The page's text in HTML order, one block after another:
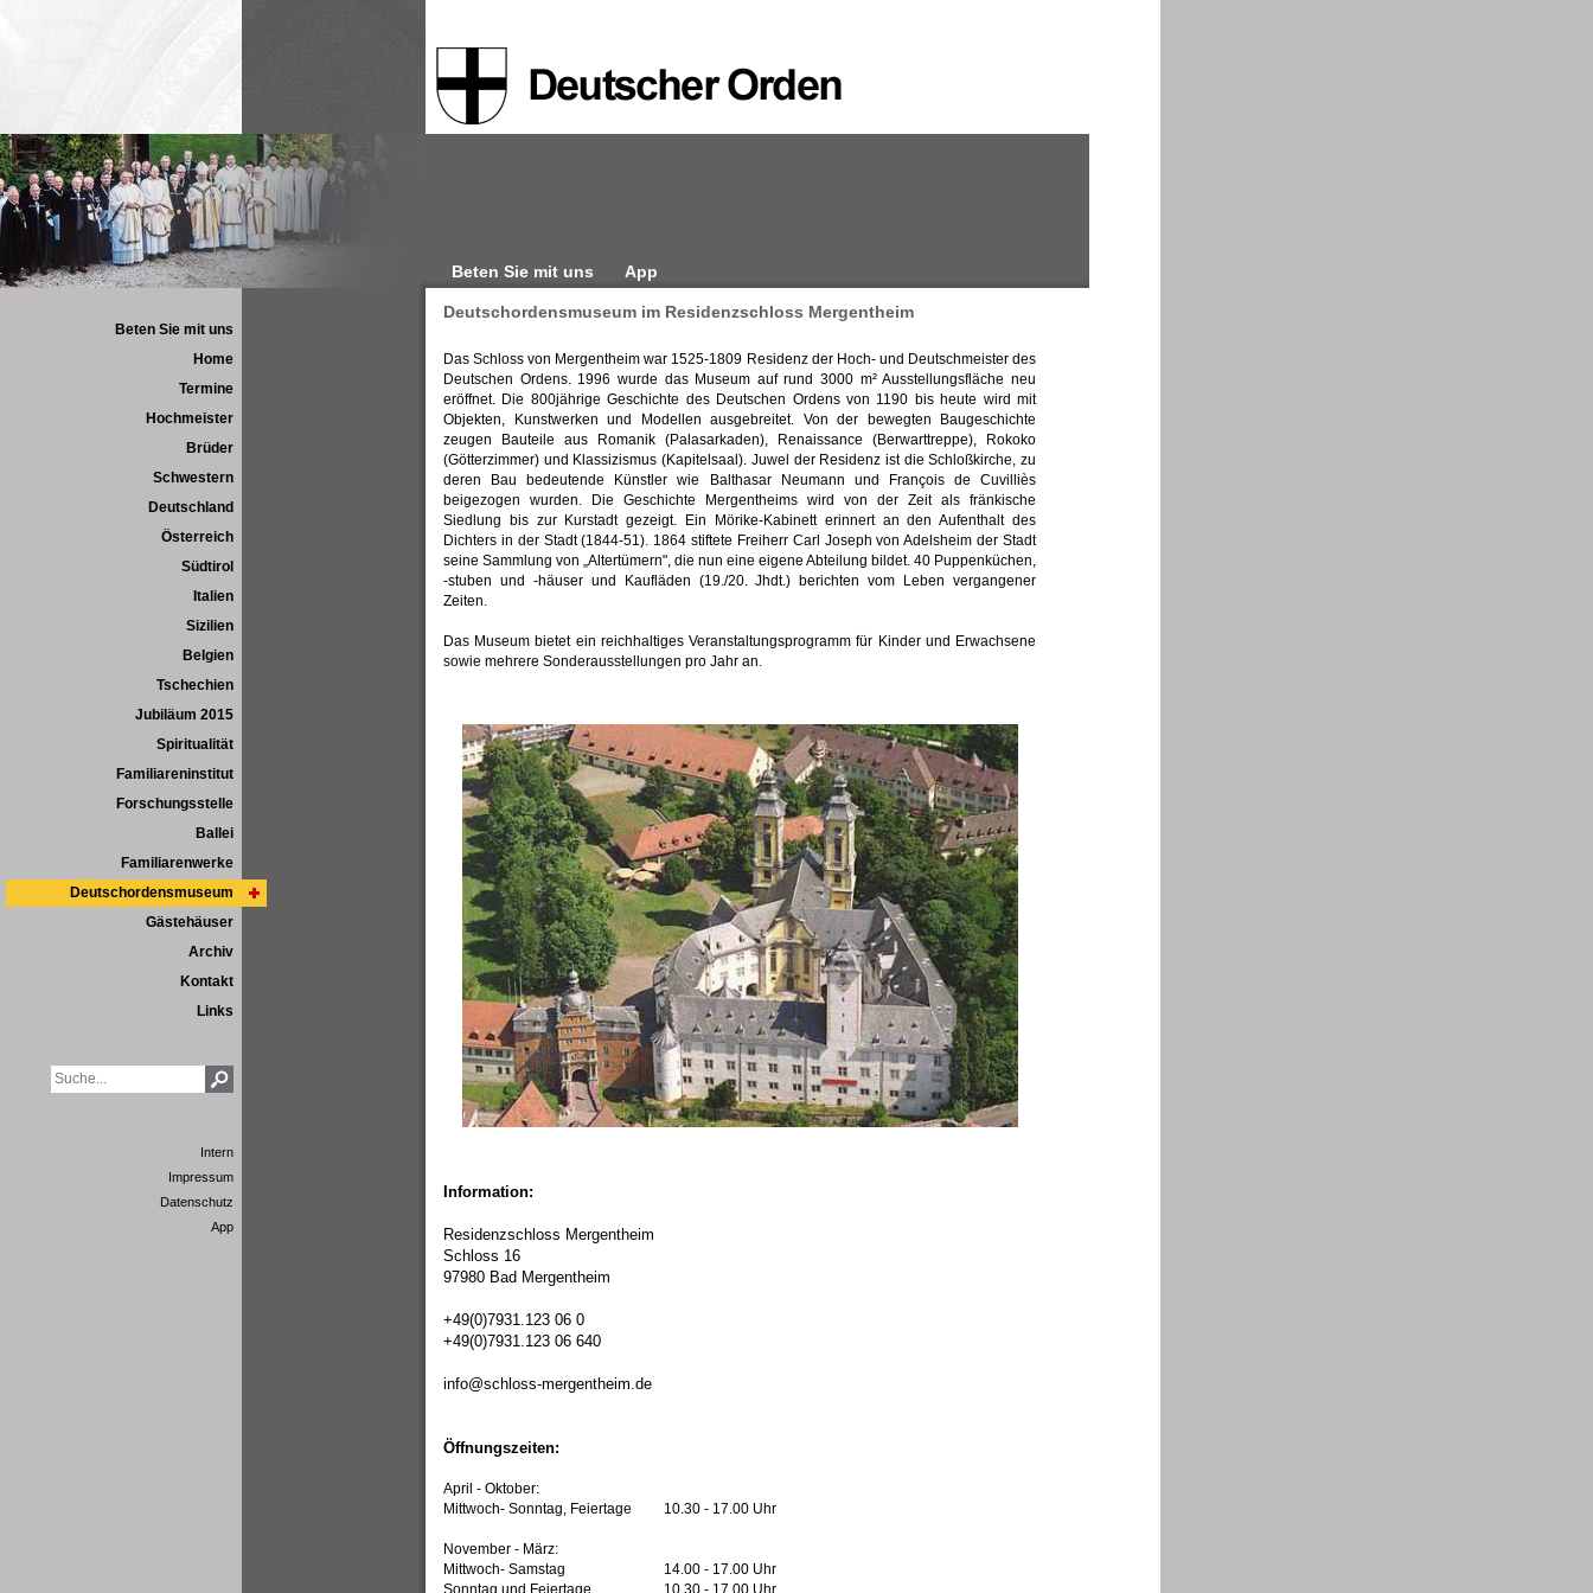
Beten Sie mit uns App
Beten Sie mit uns
Home
Termine
Hochmeister
Brüder
Schwestern
Deutschland
Österreich
Südtirol
Italien
Sizilien
Belgien
Tschechien
Jubiläum 2015
Spiritualität
Familiareninstitut
Forschungsstelle
Ballei
Familiarenwerke
Deutschordensmuseum
Gästehäuser
Archiv
Kontakt
Links
Intern
Impressum
Datenschutz
App
Deutschordensmuseum im Residenzschloss Mergentheim
Das Schloss von Mergentheim war 1525-1809 Residenz der Hoch- und Deutschmeister des
Deutschen Ordens. 1996 wurde das Museum auf rund 3000 m² Ausstellungsfläche neu
eröffnet. Die 800jährige Geschichte des Deutschen Ordens von 1190 bis heute wird mit
Objekten, Kunstwerken und Modellen ausgebreitet. Von der bewegten Baugeschichte
zeugen Bauteile aus Romanik (Palasarkaden), Renaissance (Berwarttreppe), Rokoko
(Götterzimmer) und Klassizismus (Kapitelsaal). Juwel der Residenz ist die Schloßkirche, zu
deren Bau bedeutende Künstler wie Balthasar Neumann und François de Cuvilliès
beigezogen wurden. Die Geschichte Mergentheims wird von der Zeit als fränkische
Siedlung bis zur Kurstadt gezeigt. Ein Mörike-Kabinett erinnert an den Aufenthalt des
Dichters in der Stadt (1844-51). 1864 stiftete Freiherr Carl Joseph von Adelsheim der Stadt
seine Sammlung von „Altertümern", die nun eine eigene Abteilung bildet. 40 Puppenküchen,
-stuben und -häuser und Kaufläden (19./20. Jhdt.) berichten vom Leben vergangener
Zeiten.
Das Museum bietet ein reichhaltiges Veranstaltungsprogramm für Kinder und Erwachsene
sowie mehrere Sonderausstellungen pro Jahr an.
Information:
Residenzschloss Mergentheim
Schloss 16
97980 Bad Mergentheim
+49(0)7931.123 06 0
+49(0)7931.123 06 640
info@schloss-mergentheim.de
Öffnungszeiten:
April - Oktober:
Mittwoch- Sonntag, Feiertage
10.30 - 17.00 Uhr
November - März:
Mittwoch- Samstag
14.00 - 17.00 Uhr
Sonntag und Feiertage
10.30 - 17.00 Uhr